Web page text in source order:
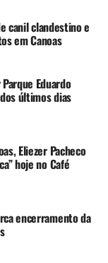
canil clandestino e
em Canoas
Eduardo
últimos dias
Eliezer Pacheco
hoje no Café
encerramento da